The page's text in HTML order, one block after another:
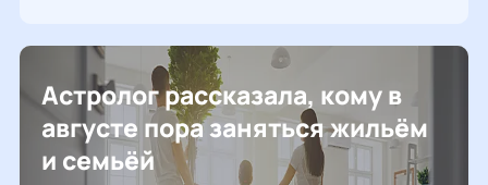
Астролог рассказала, кому в
августе пора заняться жильём
и семьёй